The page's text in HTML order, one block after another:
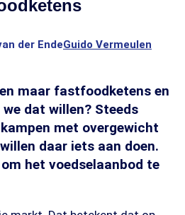
der EndeGuido Vermeulen
maar fastfoodketens en
dat willen? Steeds
met overgewicht
daar iets aan doen.
het voedselaanbod te